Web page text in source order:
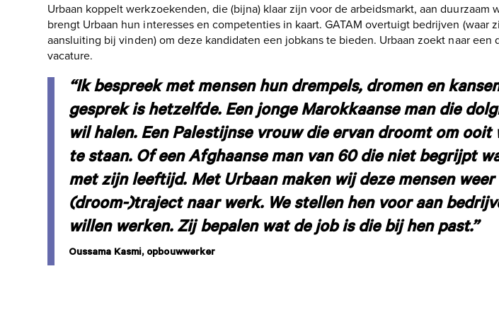
Urbaan koppelt werkzoekenden, die (bijna) klaar zijn voor de arbeidsmarkt, aan duurzaam
brengt Urbaan hun interesses en competenties in kaart. GATAM overtuigt bedrijven (waar
aansluiting bij vinden) om deze kandidaten een jobkanste bieden. Urbaan zoekt naar een
vacature.
“Ik bespreek met mensen hun drempels, dromen en
gesprek is hetzelfde. Een jonge Marokkaanse man die
wil halen. Een Palestijnse vrouw die ervan droomt om ooit
te staan. Of een Afghaanse man van 60 die niet begrijpt
met zijn leeftijd. Met Urbaan maken wij deze mensen weer
(droom-)traject naar werk. We stellen hen voor aan
willen werken. Zij bepalen wat de job is die bij hen past.”
Oussama Kasmi, opbouwwerker